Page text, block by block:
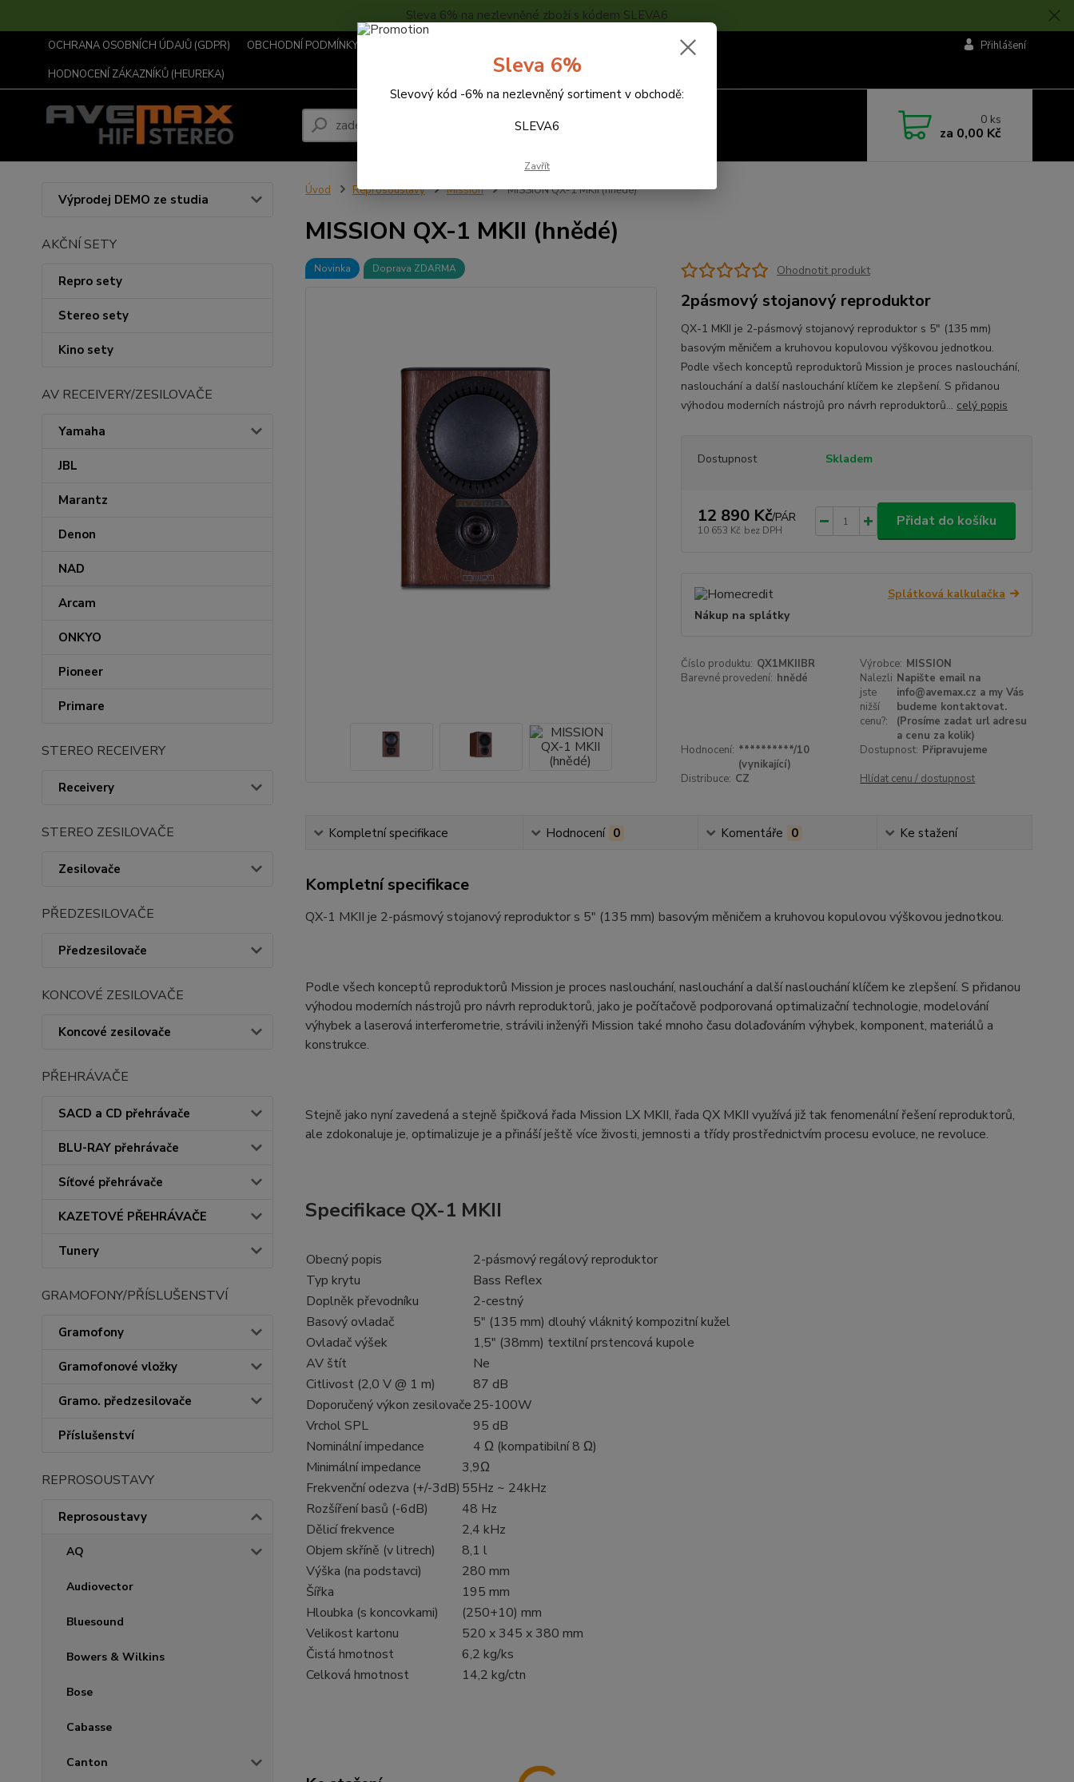
Sleva 6% na nezlevněné zboží s kódem SLEVA6
OCHRANA OSOBNÍCH ÚDAJŮ (GDPR) OBCHODNÍ PODMÍNKY ...
HODNOCENÍ ZÁKAZNÍKŮ (HEUREKA)
Přihlášení
Hledat 0 ks
za 0,00 Kč
Výprodej DEMO ze studia
AKČNÍ SETY
Repro sety
Stereo sety
Kino sety
AV RECEIVERY/ZESILOVAČE
Yamaha
JBL
Marantz
Denon
NAD
Arcam
ONKYO
Pioneer
Primare
STEREO RECEIVERY
Receivery
STEREO ZESILOVAČE
Zesilovače
PŘEDZESILOVAČE
Předzesilovače
KONCOVÉ ZESILOVAČE
Koncové zesilovače
PŘEHRÁVAČE
SACD a CD přehrávače
BLU-RAY přehrávače
Síťové přehrávače
KAZETOVÉ PŘEHRÁVAČE
Tunery
GRAMOFONY/PŘÍSLUŠENSTVÍ
Gramofony
Gramofonové vložky
Gramo. předzesilovače
Příslušenství
REPROSOUSTAVY
Reprosoustavy
AQ
Audiovector
Bluesound
Bowers & Wilkins
Bose
Cabasse
Canton
Úvod Reprosoustavy Mission MISSION QX-1 MKII (hnědé)
MISSION QX-1 MKII (hnědé)
Novinka Doprava ZDARMA Ohodnotit produkt
2pásmový stojanový reproduktor
QX-1 MKII je 2-pásmový stojanový reproduktor s 5″ (135 mm)
basovým měničem a kruhovou kopulovou výškovou jednotkou.
Podle všech konceptů reproduktorů Mission je proces naslouchání,
naslouchání a další naslouchání klíčem ke zlepšení. S přidanou
výhodou moderních nástrojů pro návrh reproduktorů... celý popis
Dostupnost Skladem
12 890 Kč/PÁR
10 653 Kč bez DPH
Přidat do košíku
Splátková kalkulačka
Nákup na splátky
Číslo produktu: QX1MKIIBR Výrobce: MISSION
Barevné provedení: hnědé
Nalezli
jste
nižší
cenu?:
Napište email na
info@avemax.cz a my Vás
budeme kontaktovat.
(Prosíme zadat url adresu
a cenu za kolik)
Hodnocení: **********/10
(vynikající)
Dostupnost: Připravujeme
Distribuce: CZ Hlídat cenu / dostupnost
Kompletní specifikace Hodnocení 0 Komentáře 0 Ke stažení
Kompletní specifikace
QX-1 MKII je 2-pásmový stojanový reproduktor s 5″ (135 mm) basovým měničem a kruhovou kopulovou výškovou jednotkou.
Podle všech konceptů reproduktorů Mission je proces naslouchání, naslouchání a další naslouchání klíčem ke zlepšení. S přidanou
výhodou moderních nástrojů pro návrh reproduktorů, jako je počítačově podporovaná optimalizační technologie, modelování
výhybek a laserová interferometrie, strávili inženýři Mission také mnoho času dolaďováním výhybek, komponent, materiálů a
konstrukce.
Stejně jako nyní zavedená a stejně špičková řada Mission LX MKII, řada QX MKII využívá již tak fenomenální řešení reproduktorů,
ale zdokonaluje je, optimalizuje je a přináší ještě více živosti, jemnosti a třídy prostřednictvím procesu evoluce, ne revoluce.
Specifikace QX-1 MKII
Obecný popis
2-pásmový regálový reproduktor
Typ krytu
Bass Reflex
Doplněk převodníku
2-cestný
Basový ovladač
5" (135 mm) dlouhý vláknitý kompozitní kužel
Ovladač výšek
1,5" (38mm) textilní prstencová kupole
AV štít
Ne
Citlivost (2,0 V @ 1 m)
87 dB
Doporučený výkon zesilovače25-100W
Vrchol SPL
95 dB
Nominální impedance
4 Ω (kompatibilní 8 Ω)
Minimální impedance
3,9Ω
Frekvenční odezva (+/-3dB) 55Hz ~ 24kHz
Rozšíření basů (-6dB)
48 Hz
Dělicí frekvence
2,4 kHz
Objem skříně (v litrech)
8,1 l
Výška (na podstavci)
280 mm
Šířka
195 mm
Hloubka (s koncovkami)
(250+10) mm
Velikost kartonu
520 x 345 x 380 mm
Čistá hmotnost
6,2 kg/ks
Celková hmotnost
14,2 kg/ctn
Sleva 6%
Slevový kód -6% na nezlevněný sortiment v obchodě:
SLEVA6
Zavřít